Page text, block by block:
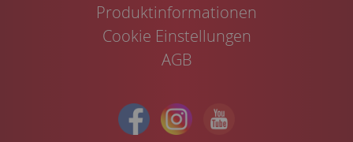
Produktinformationen
Cookie Einstellungen
AGB